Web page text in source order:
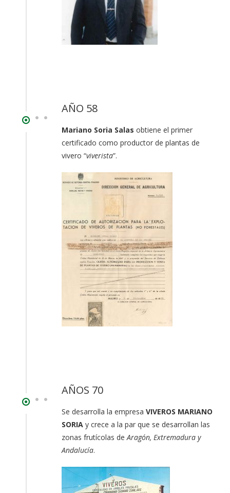
AÑO 58
Mariano Soria Salas obtiene el primer
certificado como productor de plantas de
vivero “viverista”.
AÑOS 70
Se desarrolla la empresa VIVEROS MARIANO
SORIA y crece a la par que se desarrollan las
zonas frutícolas de Aragón, Extremadura y
Andalucía.